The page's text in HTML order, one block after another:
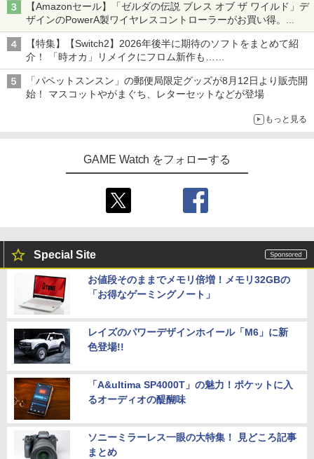
【Amazonセール】「ゼルダの伝説 ブレス オブ ザ ワイルド」デ
ザインのPowerA製ワイヤレスコントローラーがお買い得。
Switch2でも使用可能
【特集】【Switch2】2026年後半に期待のソフトをまとめて紹
介！ 「時オカ」リメイクにフロム新作も……
「パペットスンスン」の郵便局限定グッズが8月12日より販売開
始！ マスコットやがまぐち、レターセットなどが登場
もっと見る
GAME Watch をフォローする
Special Site
お値段そのままでメモリ倍増！メモリ32GBの
「お得なゲーミングノート」
レイズのパワーデザインホイール「M6」に新
色登場!!
「A&ultima SP4000T」の魅力！ポケットに入
るオーディオの醍醐味
ソニーミラーレス一眼の大特集！ 見どころ記事
まとめ